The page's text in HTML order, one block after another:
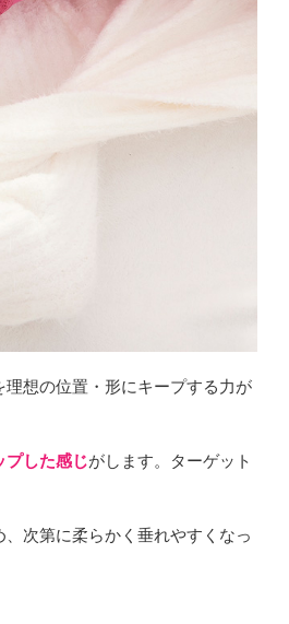
理想の位置・形にキープする力が
プした感じがします。ターゲット
次第に柔らかく垂れやすくなっ